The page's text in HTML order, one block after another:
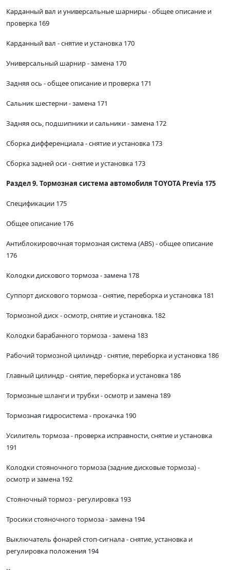
Карданный вал и универсальные шарниры - общее описание и
проверка 169
Карданный вал - снятие и установка 170
Универсальный шарнир - замена 170
Задняя ось - общее описание и проверка 171
Сальник шестерни - замена 171
Задняя ось, подшипники и сальники - замена 172
Сборка дифференциала - снятие и установка 173
Сборка задней оси - снятие и установка 173
Раздел 9. Тормозная система автомобиля TOYOTA Previa 175
Спецификации 175
Общее описание 176
Антиблокировочная тормозная система (ABS) - общее описание
176
Колодки дискового тормоза - замена 178
Суппорт дискового тормоза - снятие, переборка и установка 181
Тормозной диск - осмотр, снятие и установка. 182
Колодки барабанного тормоза - замена 183
Рабочий тормозной цилиндр - снятие, переборка и установка 186
Главный цилиндр - снятие, переборка и установка 186
Тормозные шланги и трубки - осмотр и замена 189
Тормозная гидросистема - прокачка 190
Усилитель тормоза - проверка исправности, снятие и установка
191
Колодки стояночного тормоза (задние дисковые тормоза) -
осмотр и замена 192
Стояночный тормоз - регулировка 193
Тросики стояночного тормоза - замена 194
Выключатель фонарей стоп-сигнала - снятие, установка и
регулировка положения 194